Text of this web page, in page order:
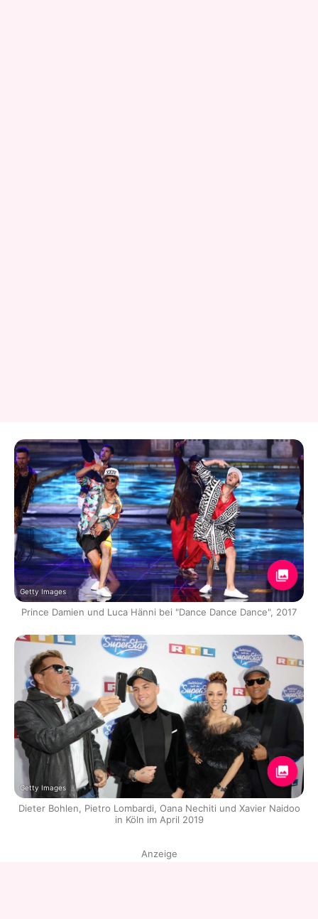
Getty Images
Prince Damien und Luca Hänni bei "Dance Dance Dance", 2017
Getty Images
Dieter Bohlen, Pietro Lombardi, Oana Nechiti und Xavier Naidoo
in Köln im April 2019
Anzeige